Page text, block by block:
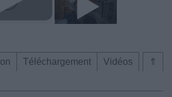
⇑
Téléchargement
Vidéos